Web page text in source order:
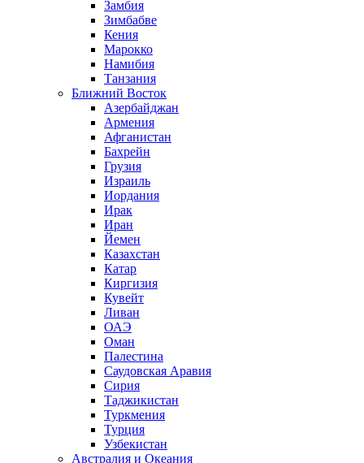
Замбия
Зимбабве
Кения
Марокко
Намибия
Танзания
Ближний Восток
Азербайджан
Армения
Афганистан
Бахрейн
Грузия
Израиль
Иордания
Ирак
Иран
Йемен
Казахстан
Катар
Киргизия
Кувейт
Ливан
ОАЭ
Оман
Палестина
Саудовская Аравия
Сирия
Таджикистан
Туркмения
Турция
Узбекистан
Австралия и Океания